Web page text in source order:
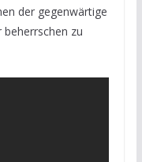
der gegenwärtige
zu